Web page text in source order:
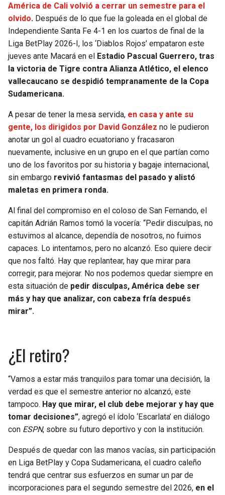
PANTHERS
SAINTS
BUCCANEERS
NUGGETS
JAZZ
América de Cali volvió a cerrar un semestre para el
olvido. Después de lo que fue la goleada en el global de
Independiente Santa Fe 4-1 en los cuartos de final de la
Liga BetPlay 2026-I, los ‘Diablos Rojos’ empataron este
jueves ante Macará en el Estadio Pascual Guerrero, tras
la victoria de Tigre contra Alianza Atlético, el elenco
vallecaucano se despidió tempranamente de la Copa
Sudamericana.
A pesar de tener la mesa servida, en casa y ante su
gente, los dirigidos por David González no le pudieron
anotar un gol al cuadro ecuatoriano y fracasaron
nuevamente, inclusive en un grupo en el que partían como
uno de los favoritos por su historia y bagaje internacional,
sin embargo revivió fantasmas del pasado y alistó
maletas en primera ronda.
Al final del compromiso en el coloso de San Fernando, el
capitán Adrián Ramos tomó la vocería: “Pedir disculpas, no
estuvimos al alcance, dependía de nosotros, no fuimos
capaces. Lo intentamos, pero no alcanzó. Eso quiere decir
que nos faltó. Hay que replantear, hay que mirar para
corregir, para mejorar. No nos podemos quedar siempre en
esta situación de pedir disculpas, América debe ser
más y hay que analizar, con cabeza fría después
mirar”.
¿El retiro?
“Vamos a estar más tranquilos para tomar una decisión, la
verdad es que el semestre anterior no alcanzó, este
tampoco. Hay que mirar, el club debe mejorar y hay que
tomar decisiones”, agregó el ídolo ‘Escarlata’ en diálogo
con ESPN, sobre su futuro deportivo y con la institución.
Después de quedar con las manos vacías, sin participación
en Liga BetPlay y Copa Sudamericana, el cuadro caleño
tendrá que centrar sus esfuerzos en sumar un par de
incorporaciones para el segundo semestre del 2026, en el